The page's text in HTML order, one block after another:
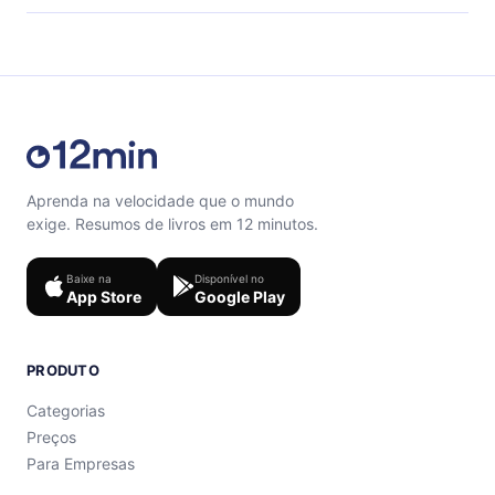
Sinta-se livre para entrar em contato por
Aprenda na velocidade que o mundo
exige. Resumos de livros em 12 minutos.
Baixe na
App Store
Disponível no
Google Play
PRODUTO
Categorias
Preços
Para Empresas